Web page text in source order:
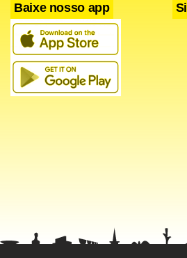
duas pessoas que, segundo Al
disparos de atiradores do regime
Baixe nosso app